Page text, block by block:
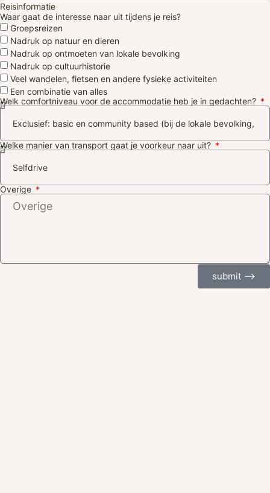
Reisinformatie
Waar gaat de interesse naar uit tijdens je reis?
Groepsreizen
Nadruk op natuur en dieren
Nadruk op ontmoeten van lokale bevolking
Nadruk op cultuurhistorie
Veel wandelen, fietsen en andere fysieke activiteiten
Een combinatie van alles
Welk comfortniveau voor de accommodatie heb je in gedachten?
Welke manier van transport gaat je voorkeur naar uit?
Overige
submit ⟶